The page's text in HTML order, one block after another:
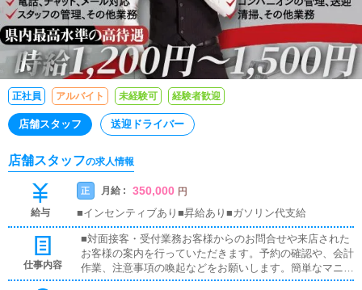
正社員 アルバイト 未経験可 経験者歓迎
店舗スタッフ 送迎ドライバー
店舗スタッフの求人情報
給与
正 月給 : 350,000 円
■インセンティブあり■昇給あり■ガソリン代支給
仕事内容
■対面接客・受付業務お客様からのお問合せや来店された
お客様の案内を行っていただきます。予約の確認や、会計
作業、注意事項の喚起などをお願いします。簡単なマニュ
アルや、先輩スタッフに付いて業務内容を見ながら徐々に